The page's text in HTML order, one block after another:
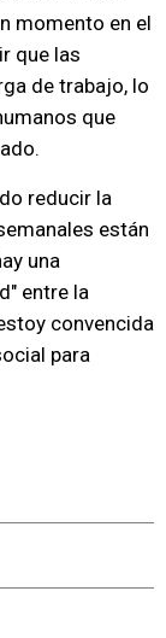
momento en el
que las
de trabajo, lo
que
reducir la
están
una
entre la
convencida
para